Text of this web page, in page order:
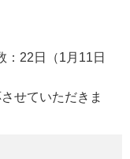
：22日（1月11日
せていただきま